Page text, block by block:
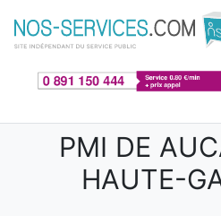
Aller au contenu principal
PMI DE
HAUTE-